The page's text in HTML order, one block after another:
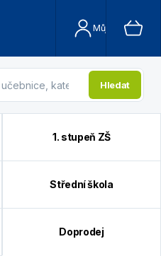
Můj účet
Hledat
1. stupeň ZŠ
Střední škola
Doprodej